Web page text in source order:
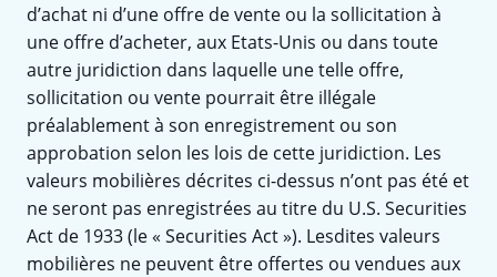
d’achat ni d’une offre de vente ou la sollicitation à
une offre d’acheter, aux Etats-Unis ou dans toute
autre juridiction dans laquelle une telle offre,
sollicitation ou vente pourrait être illégale
préalablement à son enregistrement ou son
approbation selon les lois de cette juridiction. Les
valeurs mobilières décrites ci-dessus n’ont pas été et
ne seront pas enregistrées au titre du U.S. Securities
Act de 1933 (le « Securities Act »). Lesdites valeurs
mobilières ne peuvent être offertes ou vendues aux